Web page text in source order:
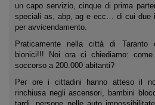
un capo servizio, cinque di prima
speciali as, abp, ag e ecc… di cui due
per avvicendamento.
Praticamente nella città di Taranto
bionici!!! Noi ora ci chiediamo:
soccorso a 200.000 abitanti?
Per ore i cittadini hanno atteso il
rinchiusa negli ascensori, bambini